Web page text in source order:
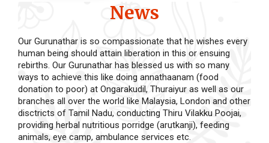
News
Our Gurunathar is so compassionate that he wishes every
human being should attain liberation in this or ensuing
rebirths. Our Gurunathar has blessed us with so many
ways to achieve this like doing annathaanam (food
donation to poor) at Ongarakudil, Thuraiyur as well as our
branches all over the world like Malaysia, London and other
disctricts of Tamil Nadu, conducting Thiru Vilakku Poojai,
providing herbal nutritious porridge (arutkanji), feeding
animals, eye camp, ambulance services etc.